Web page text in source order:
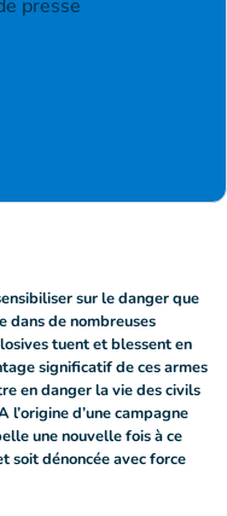
sur le danger que
dans de nombreuses
tuent et blessent en
significatif de ces armes
en danger la vie des civils
d’une campagne
une nouvelle fois à ce
soit dénoncée avec force